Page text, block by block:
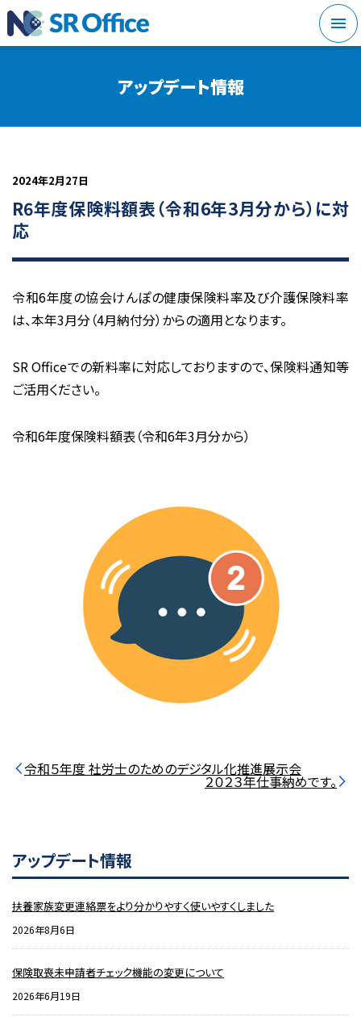
メニ
アップデート情報
2024年2月27日
R6年度保険料額表（令和6年3月分から）に対
応
令和6年度の協会けんぽの健康保険料率及び介護保険料率
は、本年3月分（4月納付分）からの適用となります。
SR Officeでの新料率に対応しておりますので、保険料通知等
ご活用ください。
令和6年度保険料額表（令和6年3月分から）
令和５年度 社労士のためのデジタル化推進展示会
２０２３年仕事納めです。
アップデート情報
扶養家族変更連絡票をより分かりやすく使いやすくしました
2026年8月6日
保険取喪未申請者チェック機能の変更について
2026年6月19日